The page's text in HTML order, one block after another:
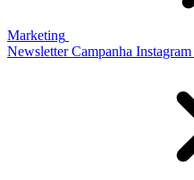
Marketing
Newsletter Campanha Instagram